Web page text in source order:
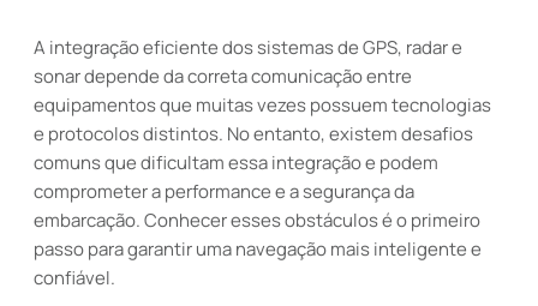
A integração eficiente dos sistemas de GPS, radar e
sonar depende da correta comunicação entre
equipamentos que muitas vezes possuem tecnologias
e protocolos distintos. No entanto, existem desafios
comuns que dificultam essa integração e podem
comprometer a performance e a segurança da
embarcação. Conhecer esses obstáculos é o primeiro
passo para garantir uma navegação mais inteligente e
confiável.